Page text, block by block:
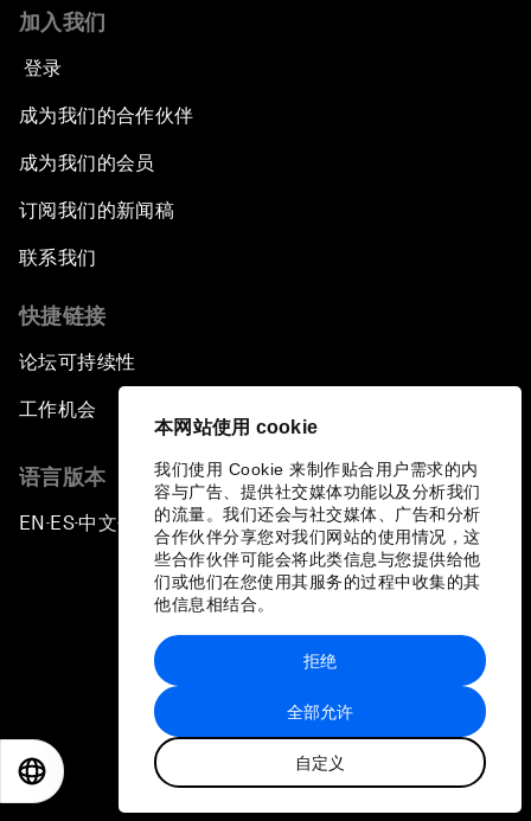
本网站使用 cookie
我们使用 Cookie 来制作贴合用户需求的内
容与广告、提供社交媒体功能以及分析我们
的流量。我们还会与社交媒体、广告和分析
合作伙伴分享您对我们网站的使用情况，这
些合作伙伴可能会将此类信息与您提供给他
们或他们在您使用其服务的过程中收集的其
他信息相结合。
全部允许
自定义
拒绝
加入我们
登录
成为我们的合作伙伴
成为我们的会员
订阅我们的新闻稿
联系我们
快捷链接
论坛可持续性
工作机会
语言版本
EN ▪ES▪中文▪ 日本語
站点地图
世界经济论坛